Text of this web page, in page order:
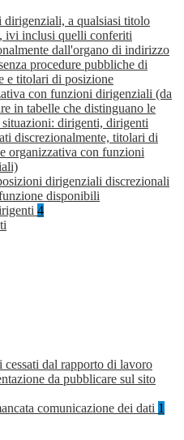
dirigenziali, a qualsiasi titolo
ivi inclusi quelli conferiti
dall'organo di indirizzo
procedure pubbliche di
e titolari di posizione
con funzioni dirigenziali (da
in tabelle che distinguano le
situazioni: dirigenti, dirigenti
discrezionalmente, titolari di
organizzativa con funzioni
dirigenziali discrezionali
disponibili
4
cessati dal rapporto di lavoro
da pubblicare sul sito
comunicazione dei dati 1